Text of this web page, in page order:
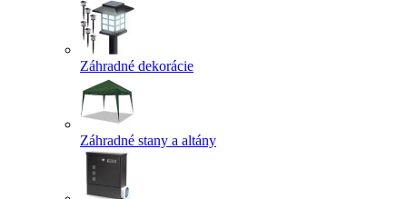
Záhradné dekorácie
Záhradné stany a altány